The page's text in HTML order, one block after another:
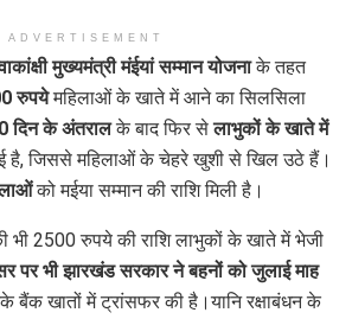
ADVERTISEMENT
मुख्यमंत्री मंईयां सम्मान योजनाके तहत
रुपयेमहिलाओं के खाते में आने का सिलसिला
दिन के अंतरालके बाद फिर सेलाभुकों के खाते में
है, जिससे महिलाओं के चेहरे खुशी से खिल उठे हैं।
को मईया सम्मान की राशि मिली है।
भी 2500 रुपये की राशि लाभुकों के खाते में भेजी
पर भी झारखंड सरकार ने बहनों को जुलाई माह
बैंक खातों में ट्रांसफर की है।यानि रक्षाबंधन के